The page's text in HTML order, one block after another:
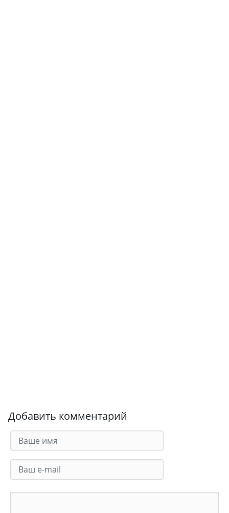
Добавить комментарий